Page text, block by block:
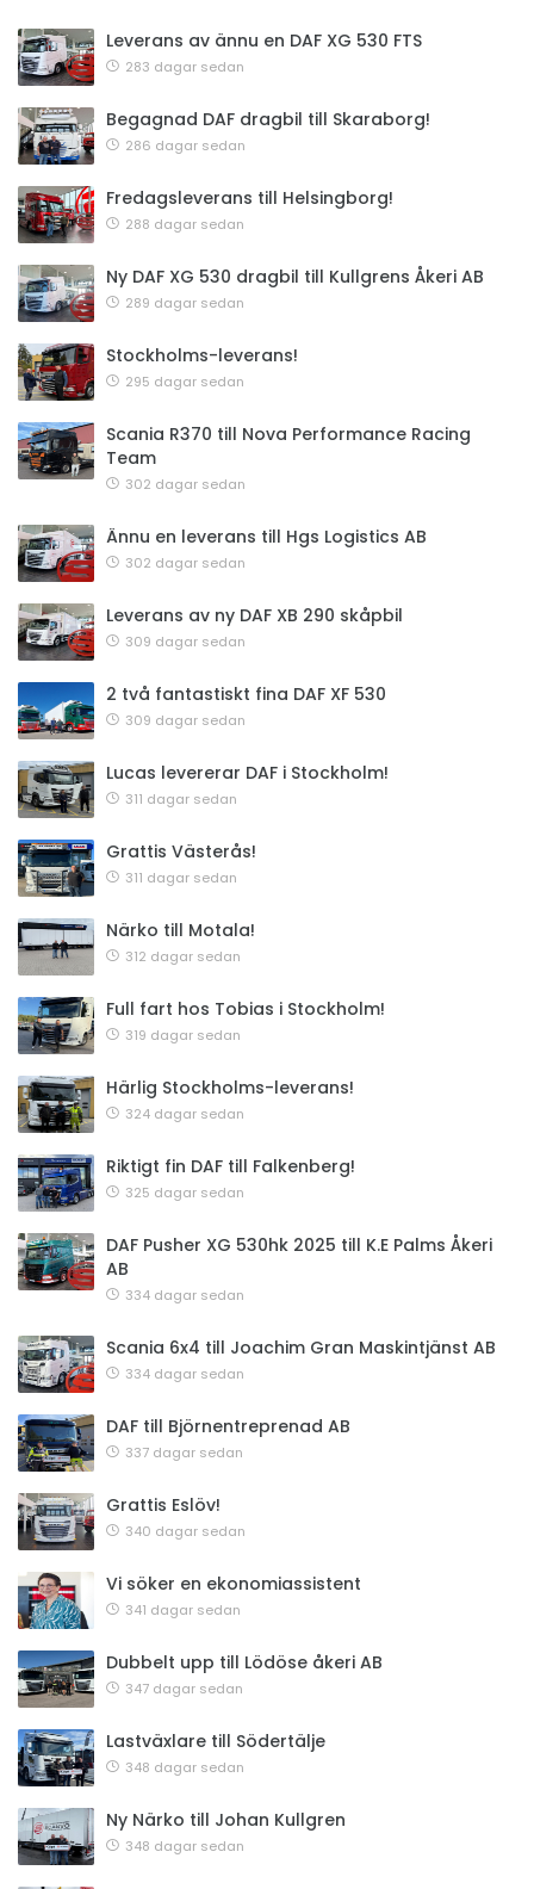
Leverans av ännu en DAF XG 530 FTS
283 dagar sedan
Begagnad DAF dragbil till Skaraborg!
286 dagar sedan
Fredagsleverans till Helsingborg!
288 dagar sedan
Ny DAF XG 530 dragbil till Kullgrens Åkeri AB
289 dagar sedan
Stockholms-leverans!
295 dagar sedan
Scania R370 till Nova Performance Racing
Team
302 dagar sedan
Ännu en leverans till Hgs Logistics AB
302 dagar sedan
Leverans av ny DAF XB 290 skåpbil
309 dagar sedan
2 två fantastiskt fina DAF XF 530
309 dagar sedan
Lucas levererar DAF i Stockholm!
311 dagar sedan
Grattis Västerås!
311 dagar sedan
Närko till Motala!
312 dagar sedan
Full fart hos Tobias i Stockholm!
319 dagar sedan
Härlig Stockholms-leverans!
324 dagar sedan
Riktigt fin DAF till Falkenberg!
325 dagar sedan
DAF Pusher XG 530hk 2025 till K.E Palms Åkeri
AB
334 dagar sedan
Scania 6x4 till Joachim Gran Maskintjänst AB
334 dagar sedan
DAF till Björnentreprenad AB
337 dagar sedan
Grattis Eslöv!
340 dagar sedan
Vi söker en ekonomiassistent
341 dagar sedan
Dubbelt upp till Lödöse åkeri AB
347 dagar sedan
Lastväxlare till Södertälje
348 dagar sedan
Ny Närko till Johan Kullgren
348 dagar sedan